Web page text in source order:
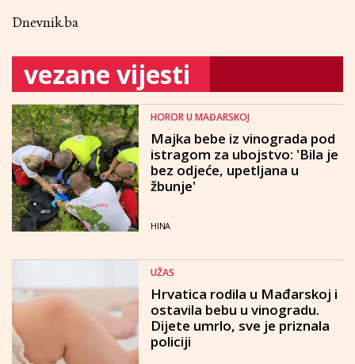
Dnevnik.ba
vezane vijesti
HOROR U MAĐARSKOJ
Majka bebe iz vinograda pod
istragom za ubojstvo: 'Bila je
bez odjeće, upetljana u
žbunje'
HINA
UŽAS
Hrvatica rodila u Mađarskoj i
ostavila bebu u vinogradu.
Dijete umrlo, sve je priznala
policiji